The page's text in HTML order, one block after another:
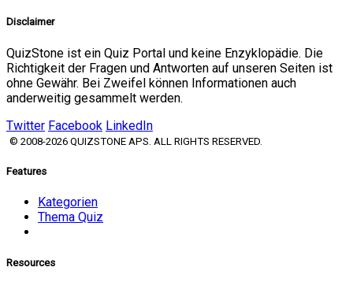
Disclaimer
QuizStone ist ein Quiz Portal und keine Enzyklopädie. Die
Richtigkeit der Fragen und Antworten auf unseren Seiten ist
ohne Gewähr. Bei Zweifel können Informationen auch
anderweitig gesammelt werden.
Twitter Facebook LinkedIn
© 2008-2026 QUIZSTONE APS. ALL RIGHTS RESERVED.
Features
Kategorien
Thema Quiz
Resources